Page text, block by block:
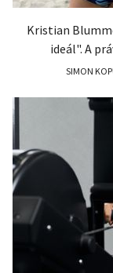
Kristian
ideál". A
SIMON